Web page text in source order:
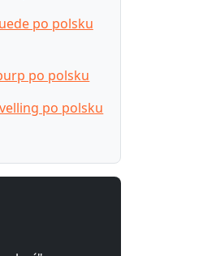
po polsku
po polsku
po polsku